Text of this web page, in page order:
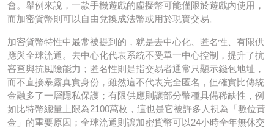
會。舉例來說，一款手機遊戲的虛擬幣可能僅限於遊戲內使用，
而加密貨幣則可以自由兌換成法幣或用於現實交易。
加密貨幣特性中最常被提到的，就是去中心化、匿名性、有限供
應與全球流通。去中心化代表系統不受單一中心控制，提升了抗
審查與抗風險能力；匿名性則是指交易者通常只顯示錢包地址，
而不直接暴露真實身份，雖然這不代表完全匿名，但確實比傳統
金融多了一層隱私保護；有限供應則讓部分幣種具備稀缺性，例
如比特幣總量上限為2100萬枚，這也是它被許多人視為「數位黃
金」的重要原因；全球流通則讓加密貨幣可以24小時全年無休交